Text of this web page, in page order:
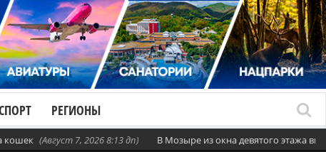
РЕГИОНЫ
кошек (Август 7, 2026 8:13 дп) В Мозыре из окна девятого этажа